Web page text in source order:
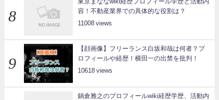
容！不動産業界での具体的な役割は？
11008
【顔画像】フリーランス白坂和哉は何者？プ
ロフィールや経歴！横田一の出禁を批判！
10618
鍋倉雅之のプロフィールwiki経歴学歴、活動内